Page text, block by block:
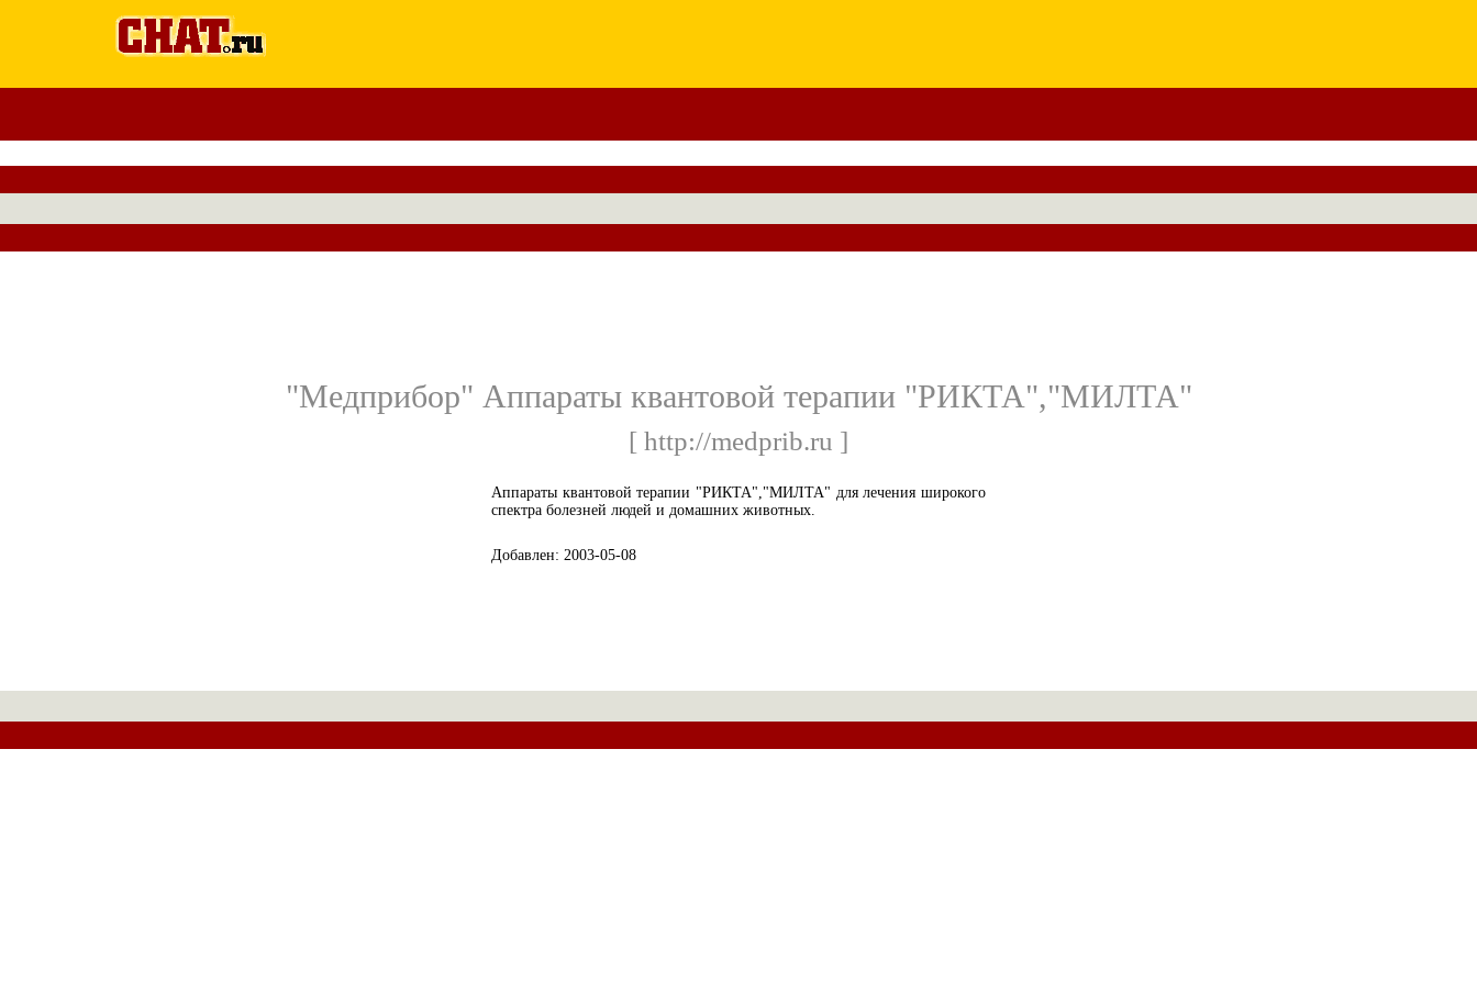
"Медприбор" Аппараты квантовой терапии "РИКТА","МИЛТА"
[ http://medprib.ru ]
Аппараты квантовой терапии "РИКТА","МИЛТА" для лечения широкого
спектра болезней людей и домашних животных.
Добавлен: 2003-05-08